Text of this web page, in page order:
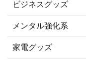
ビジネスグッズ
メンタル強化系
家電グッズ